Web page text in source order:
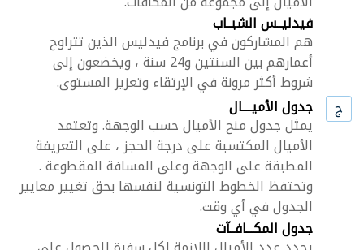
فيدليــس الشبــاب
هم المشاركون في برنامج فيدليس الذين تتراوح
أعمارهم بين السنتين و24 سنة ، ويخضعون إلى
شروط أكثر مرونة في الإرتقاء وتعزيز المستوى.
ج
جدول الأميــــال
يمثل جدول منح الأميال حسب الوجهة. وتعتمد
الأميال المكتسبة على درجة الحجز ، على التعريفة
المطبقة على الوجهة وعلى المسافة المقطوعة .
وتحتفظ الخطوط التونسية لنفسها بحق تغيير معايير
الجدول في أي وقت.
جدول المكـــافــآت